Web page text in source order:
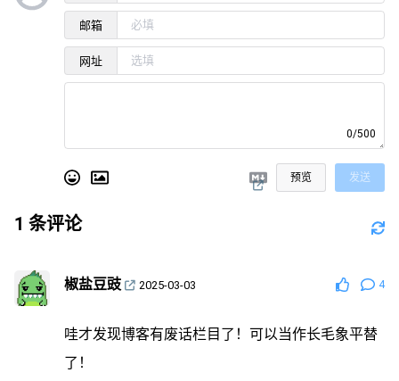
邮箱
网址
0/500
预览 发送
1 条评论
椒盐豆豉 2025-03-03 4
哇才发现博客有废话栏目了！可以当作长毛象平替
了！